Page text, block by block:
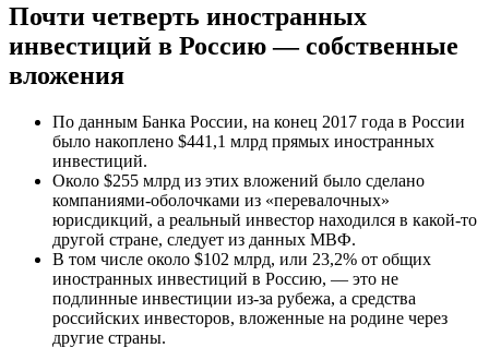
Почти четверть иностранных
инвестиций в Россию — собственные
вложения
По данным Банка России, на конец 2017 года в России
было накоплено $441,1 млрд прямых иностранных
инвестиций.
Около $255 млрд из этих вложений было сделано
компаниями-оболочками из «перевалочных»
юрисдикций, а реальный инвестор находился в какой-то
другой стране, следует из данных МВФ.
В том числе около $102 млрд, или 23,2% от общих
иностранных инвестиций в Россию, — это не
подлинные инвестиции из-за рубежа, а средства
российских инвесторов, вложенные на родине через
другие страны.